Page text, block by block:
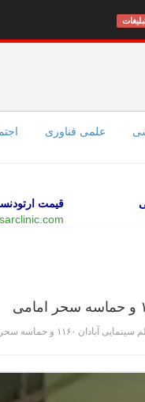
علمی فناوری
قیمت
سحر امامی را منتشر کرد.